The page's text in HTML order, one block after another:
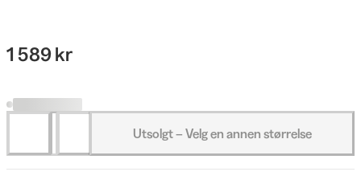
1 589 kr
Utsolgt – Velg en annen størrelse